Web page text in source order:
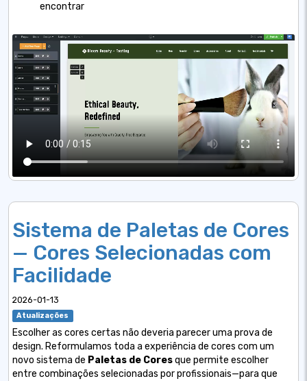
encontrar
Sistema de Paletas de Cores
— Cores Selecionadas com
Facilidade
2026-01-13
Atualizações
Escolher as cores certas não deveria parecer uma prova de
design. Reformulamos toda a experiência de cores com um
novo sistema de Paletas de Coresque permite escolher
entre combinações selecionadas por profissionais—para que